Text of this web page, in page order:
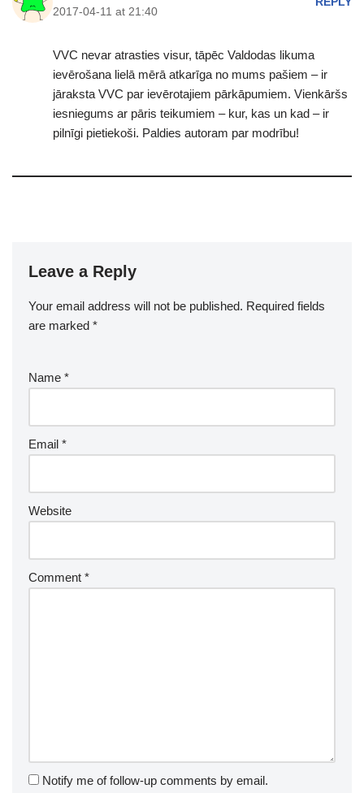
2017-04-11 at 21:40
VVC nevar atrasties visur, tāpēc Valdodas likuma
ievērošana lielā mērā atkarīga no mums pašiem – ir
jāraksta VVC par ievērotajiem pārkāpumiem. Vienkāršs
iesniegums ar pāris teikumiem – kur, kas un kad – ir
pilnīgi pietiekoši. Paldies autoram par modrību!
Leave a Reply
Your email address will not be published. Required fields
are marked *
Name *
Email *
Website
Comment *
Notify me of follow-up comments by email.